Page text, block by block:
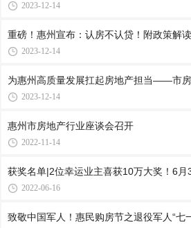
2023-12-14
重磅！惠州宣布：认房不认贷！附政策解读
2023-12-14
为惠州高质量发展扛起房地产担当——市
2023-12-14
惠州市房地产行业座谈会召开
2022-11-14
获奖名单|2位幸运业主喜获10万大奖！6月
2022-06-16
致敬中国军人！惠民购房节之退役军人“七